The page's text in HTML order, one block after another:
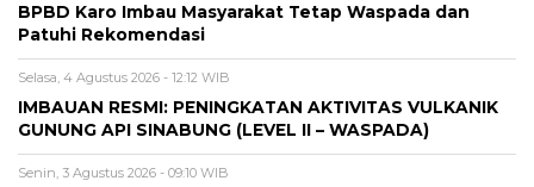
BPBD Karo Imbau Masyarakat Tetap Waspada dan
Patuhi Rekomendasi
Selasa, 4 Agustus 2026 - 12:12 WIB
IMBAUAN RESMI: PENINGKATAN AKTIVITAS VULKANIK
GUNUNG API SINABUNG (LEVEL II – WASPADA)
Senin, 3 Agustus 2026 - 09:10 WIB